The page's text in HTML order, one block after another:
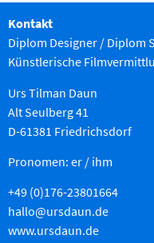
Kontakt
Diplom Designer / Diplom
Künstlerische
Urs Tilman Daun
Alt Seulberg 41
D-61381 Friedrichsdorf
Pronomen: er / ihm
+49 (0)176-23801664
hallo@ursdaun.de
www.ursdaun.de